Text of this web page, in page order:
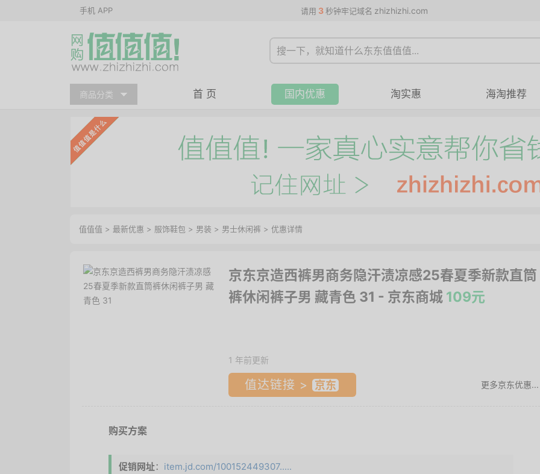
手机 APP 请用 3 秒钟牢记域名 zhizhizhi.com
商品分类 首 页 国内优惠 淘实惠 海淘推荐
值值值 > 最新优惠 > 服饰鞋包 > 男装 > 男士休闲裤 > 优惠详情
京东京造西裤男商务隐汗渍凉感25春夏季新款直筒
裤休闲裤子男 藏青色 31 - 京东商城 109元
1 年前更新
值达链接 > 更多京东优惠...
购买方案
促销网址： item.jd.com/100152449307.....